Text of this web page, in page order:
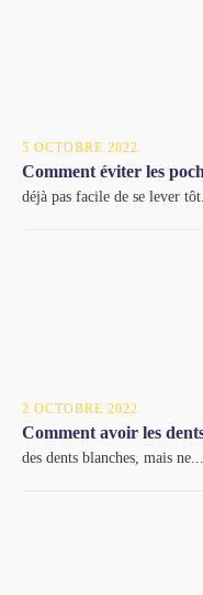
5 OCTOBRE 2022
Comment éviter les
déjà pas facile de se lever
2 OCTOBRE 2022
Comment avoir les
des dents blanches, mais ne...